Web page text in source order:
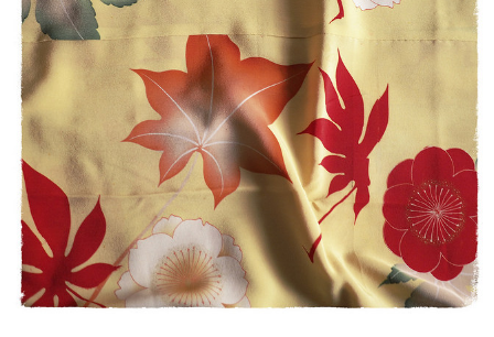
2020/04/26
留守家庭で働く友人に贈りました。現在マスクは高騰の中、手作りでお
揃いのケースまでつけての販売は、この価格で購入出来る事を感謝して
おります。 とても可愛い色でマスクを付けて子ども達の前で元気になっ
て欲しいです。 製作者の方へ 可愛い作品をありがとうございました。
ご自身もご自愛下さいませ。
この度はご購入ありがとうございました！ レビューも大変
励みになります。 保管していた生地がマスクに変身すると
きが来るとは、思ってもみませんでした。でも、つくった
ものがどなたかの役に立ち、少しでも気持ちを明るくして
いただけるのなら、こんなうれしいことはありません。 お
友達を気遣うそのお気持ちも素敵です。 これからも心身と
もに健やかに過ごせるよう、自分にできることを工夫しな
がらやっていこうと思います。 お互い、元気でいましょう